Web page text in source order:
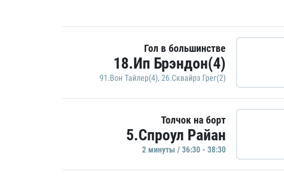
Гол в большинстве
18.Ип Брэндон(4)
91.Вон Тайлер(4), 26.Сквайрз Грег(2)
Толчок на борт
5.Спроул Райан
2 минуты / 36:30 - 38:30